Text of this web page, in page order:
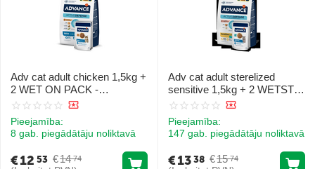
Adv cat adult chicken 1,5kg +
2 WET ON PACK -
pilnvērtīga sausā un mitrā
no 1 līdz 10 gadiem, VISTA
UN RĪSI
Pieejamība:
8 gab. piegādātāju noliktavā
€14 74
€12 53
Adv cat adult sterelized
sensitive 1,5kg + 2 WETSTZ
COD - pilnvērtīga sausā un
sterilizētiem kaķiem no 1 līdz
10 gadiem, ar jūtīgu g...
Pieejamība:
147 gab. piegādātāju noliktavā
€15 74
€1338